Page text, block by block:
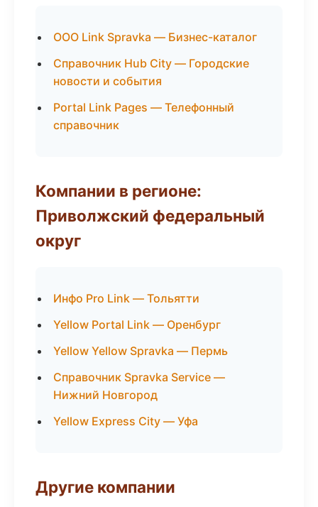
ООО Link Spravka — Бизнес-каталог
Справочник Hub City — Городские
новости и события
Portal Link Pages — Телефонный
справочник
Компании в регионе:
Приволжский федеральный
округ
Инфо Pro Link — Тольятти
Yellow Portal Link — Оренбург
Yellow Yellow Spravka — Пермь
Справочник Spravka Service —
Нижний Новгород
Yellow Express City — Уфа
Другие компании